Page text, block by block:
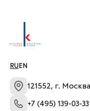
RU EN
121552, г.
+7 (495) 139-03-33